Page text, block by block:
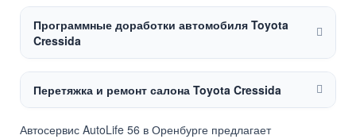
Программные доработки автомобиля Toyota
Cressida
Перетяжка и ремонт салона Toyota Cressida
Автосервис AutoLife 56 в Оренбурге предлагает